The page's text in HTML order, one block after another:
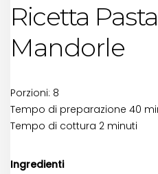
Ricetta
Mandorle
Porzioni: 8
Tempo di preparazione 40
Tempo di cottura 2 minuti
Ingredienti